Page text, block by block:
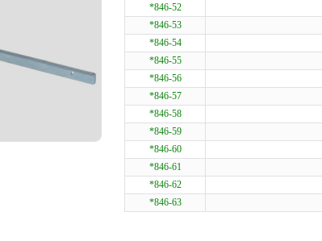
*846-52
*846-53
*846-54
*846-55
*846-56
*846-57
*846-58
*846-59
*846-60
*846-61
*846-62
*846-63